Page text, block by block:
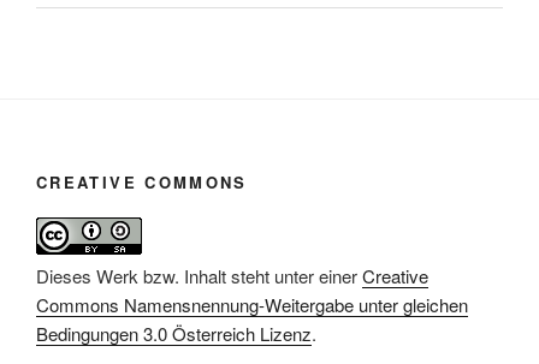
CREATIVE COMMONS
Dieses Werk bzw. Inhalt steht unter einerCreative
Commons Namensnennung-Weitergabe unter gleichen
Bedingungen 3.0 Österreich Lizenz.